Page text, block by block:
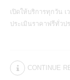
เปิดให้บริการทุกวัน
ประเมินราคาฟรีทั่วป
CONTINUE